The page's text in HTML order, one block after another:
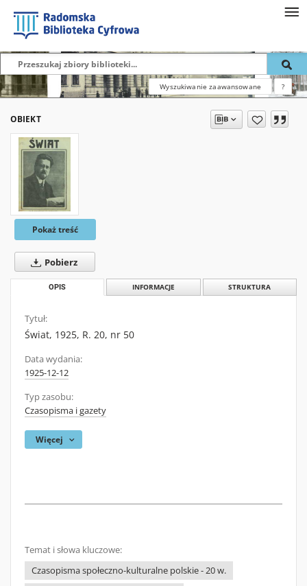
Wyszukiwanie zaawansowane ?
OBIEKT
Pokaż treść
Pobierz
OPIS INFORMACJE STRUKTURA
Tytuł:
Świat, 1925, R. 20, nr 50
Data wydania:
1925-12-12
Typ zasobu:
Czasopisma i gazety
Więcej
Temat i słowa kluczowe:
Czasopisma społeczno-kulturalne polskie - 20 w.